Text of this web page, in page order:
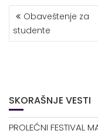
KRETANJE
ČLANKA
Obaveštenje za
studente
SKORAŠNJE VESTI
PROLEĆNI FESTIVAL